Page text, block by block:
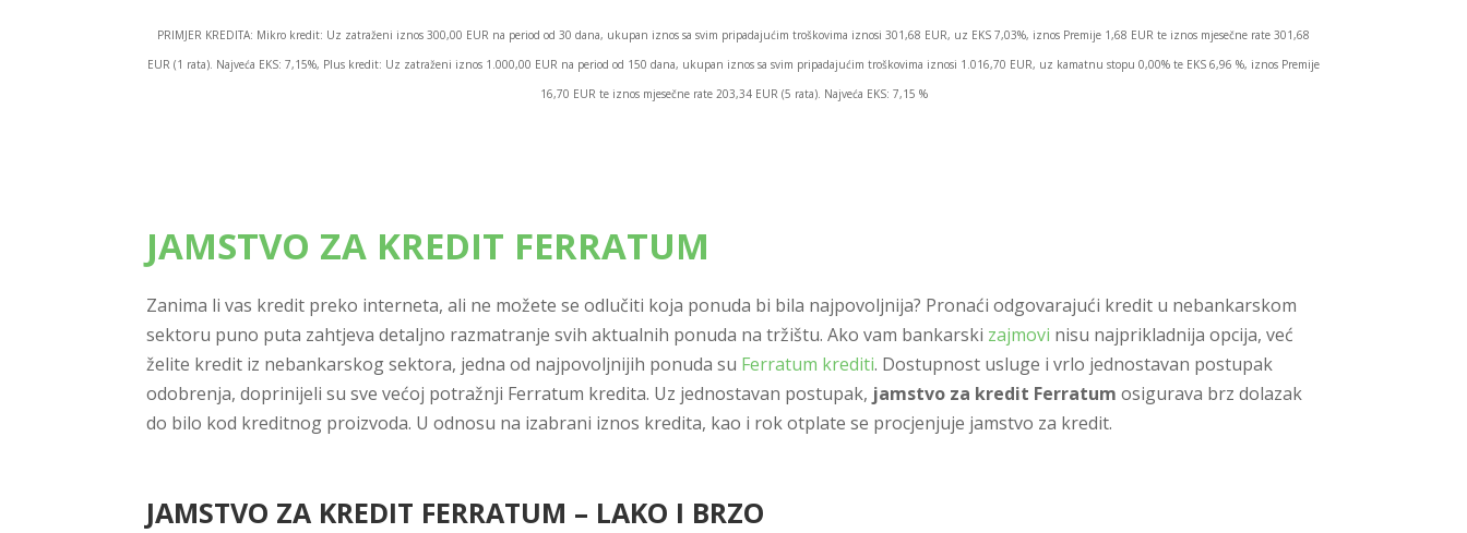
PRIMJER KREDITA: Mikro kredit: Uz zatraženi iznos 300,00 EUR na period od 30 dana, ukupan iznos sa svim pripadajućim troškovima iznosi 301,68 EUR, uz EKS 7,03%, iznos Premije 1,68 EUR te iznos mjesečne rate 301,68
EUR (1 rata). Najveća EKS: 7,15%, Plus kredit: Uz zatraženi iznos 1.000,00 EUR na period od 150 dana, ukupan iznos sa svim pripadajućim troškovima iznosi 1.016,70 EUR, uz kamatnu stopu 0,00% te EKS 6,96 %, iznos Premije
16,70 EUR te iznos mjesečne rate 203,34 EUR (5 rata). Najveća EKS: 7,15 %
JAMSTVO ZA KREDIT FERRATUM
Zanima li vas kredit preko interneta, ali ne možete se odlučiti koja ponuda bi bila najpovoljnija? Pronaći odgovarajući kredit u nebankarskom
sektoru puno puta zahtjeva detaljno razmatranje svih aktualnih ponuda na tržištu. Ako vam bankarski zajmovi nisu najprikladnija opcija, već
želite kredit iz nebankarskog sektora, jedna od najpovoljnijih ponuda su Ferratum krediti. Dostupnost usluge i vrlo jednostavan postupak
odobrenja, doprinijeli su sve većoj potražnji Ferratum kredita. Uz jednostavan postupak, jamstvo za kredit Ferratum osigurava brz dolazak
do bilo kod kreditnog proizvoda. U odnosu na izabrani iznos kredita, kao i rok otplate se procjenjuje jamstvo za kredit.
JAMSTVO ZA KREDIT FERRATUM – LAKO I BRZO